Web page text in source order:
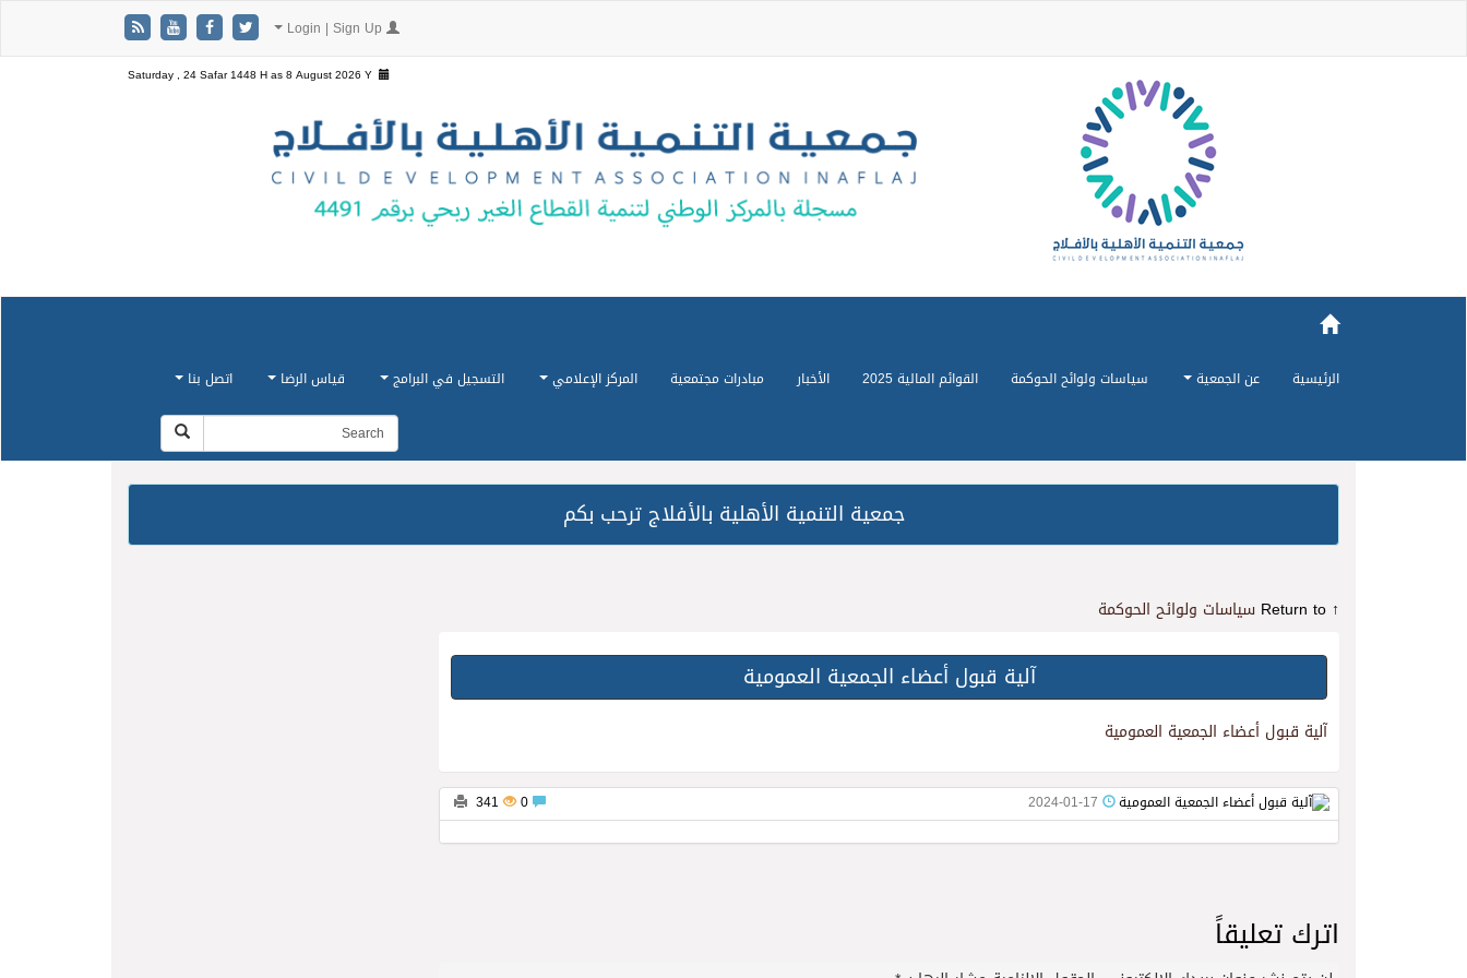
Saturday , 24 Safar 1448 H as8 August 2026 Y
الرئيسية عن الجمعية سياسات ولوائح الحوكمة القوائم المالية 2025 الأخبار مبادرات مجتمعية المركز الإعلامي التسجيل في البرامج قياس الرضا اتصل بنا
جمعية التنمية الأهلية بالأفلاج ترحب بكم
↑ Return to سياسات ولوائح الحوكمة
آلية قبول أعضاء الجمعية العمومية
آلية قبول أعضاء الجمعية العمومية
2024-01-17
341
اترك تعليقاً